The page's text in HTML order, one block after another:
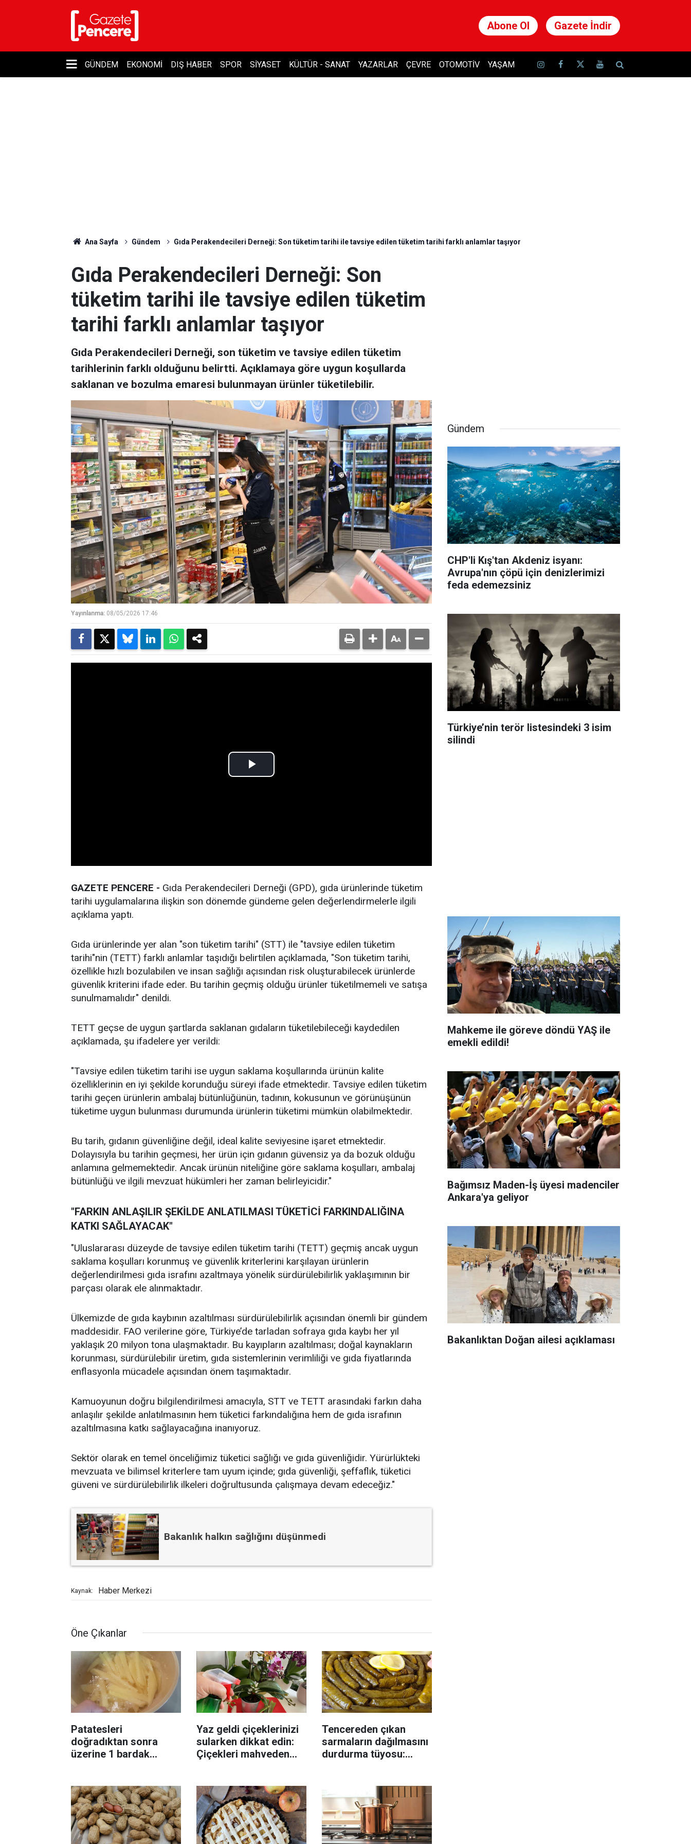
Abone Ol Gazete İndir
GÜNDEM EKONOMI DIŞ HABER SPOR SIYASET KÜLTÜR - SANAT YAZARLAR ÇEVRE OTOMOTIV YAŞAM
Ana Sayfa Gündem Gıda Perakendecileri Derneği: Son tüketim tarihi ile tavsiye edilen tüketim tarihi farklı anlamlar taşıyor
Gıda Perakendecileri Derneği: Son
tüketim tarihi ile tavsiye edilen tüketim
tarihi farklı anlamlar taşıyor
Gıda Perakendecileri Derneği, son tüketim ve tavsiye edilen tüketim
tarihlerinin farklı olduğunu belirtti. Açıklamaya göre uygun koşullarda
saklanan ve bozulma emaresi bulunmayan ürünler tüketilebilir.
Yayınlanma: 08/05/2026 17:46
GAZETE PENCERE - Gıda Perakendecileri Derneği (GPD), gıda ürünlerinde tüketim
tarihi uygulamalarına ilişkin son dönemde gündeme gelen değerlendirmelerle ilgili
açıklama yaptı.
Gıda ürünlerinde yer alan "son tüketim tarihi" (STT) ile "tavsiye edilen tüketim
tarihi"nin (TETT) farklı anlamlar taşıdığı belirtilen açıklamada, "Son tüketim tarihi,
özellikle hızlı bozulabilen ve insan sağlığı açısından risk oluşturabilecek ürünlerde
güvenlik kriterini ifade eder. Bu tarihin geçmiş olduğu ürünler tüketilmemeli ve satışa
sunulmamalıdır" denildi.
TETT geçse de uygun şartlarda saklanan gıdaların tüketilebileceği kaydedilen
açıklamada, şu ifadelere yer verildi:
"Tavsiye edilen tüketim tarihi ise uygun saklama koşullarında ürünün kalite
özelliklerinin en iyi şekilde korunduğu süreyi ifade etmektedir. Tavsiye edilen tüketim
tarihi geçen ürünlerin ambalaj bütünlüğünün, tadının, kokusunun ve görünüşünün
tüketime uygun bulunması durumunda ürünlerin tüketimi mümkün olabilmektedir.
Bu tarih, gıdanın güvenliğine değil, ideal kalite seviyesine işaret etmektedir.
Dolayısıyla bu tarihin geçmesi, her ürün için gıdanın güvensiz ya da bozuk olduğu
anlamına gelmemektedir. Ancak ürünün niteliğine göre saklama koşulları, ambalaj
bütünlüğü ve ilgili mevzuat hükümleri her zaman belirleyicidir."
"FARKIN ANLAŞILIR ŞEKİLDE ANLATILMASI TÜKETİCİ FARKINDALIĞINA
KATKI SAĞLAYACAK"
"Uluslararası düzeyde de tavsiye edilen tüketim tarihi (TETT) geçmiş ancak uygun
saklama koşulları korunmuş ve güvenlik kriterlerini karşılayan ürünlerin
değerlendirilmesi gıda israfını azaltmaya yönelik sürdürülebilirlik yaklaşımının bir
parçası olarak ele alınmaktadır.
Ülkemizde de gıda kaybının azaltılması sürdürülebilirlik açısından önemli bir gündem
maddesidir. FAO verilerine göre, Türkiye’de tarladan sofraya gıda kaybı her yıl
yaklaşık 20 milyon tona ulaşmaktadır. Bu kayıpların azaltılması; doğal kaynakların
korunması, sürdürülebilir üretim, gıda sistemlerinin verimliliği ve gıda fiyatlarında
enflasyonla mücadele açısından önem taşımaktadır.
Kamuoyunun doğru bilgilendirilmesi amacıyla, STT ve TETT arasındaki farkın daha
anlaşılır şekilde anlatılmasının hem tüketici farkındalığına hem de gıda israfının
azaltılmasına katkı sağlayacağına inanıyoruz.
Sektör olarak en temel önceliğimiz tüketici sağlığı ve gıda güvenliğidir. Yürürlükteki
mevzuata ve bilimsel kriterlere tam uyum içinde; gıda güvenliği, şeffaflık, tüketici
güveni ve sürdürülebilirlik ilkeleri doğrultusunda çalışmaya devam edeceğiz."
Bakanlık halkın sağlığını düşünmedi
Kaynak: Haber Merkezi
Öne Çıkanlar
Patatesleri
doğradıktan sonra
üzerine 1 bardak
Yaz geldi çiçeklerinizi
sularken dikkat edin:
Çiçekleri mahveden
Tencereden çıkan
sarmaların dağılmasını
durdurma tüyosu:
Gündem
CHP'li Kış'tan Akdeniz isyanı:
Avrupa'nın çöpü için denizlerimizi
feda edemezsiniz
Türkiye’nin terör listesindeki 3 isim
silindi
Mahkeme ile göreve döndü YAŞ ile
emekli edildi!
Bağımsız Maden-İş üyesi madenciler
Ankara'ya geliyor
Bakanlıktan Doğan ailesi açıklaması